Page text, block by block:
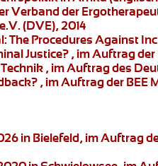
Verband der
(DVE), 2014
The Procedures Against
Justice? , im Auftrag
, im Auftrag des
, im Auftrag der BEE
in Bielefeld, im Auftrag